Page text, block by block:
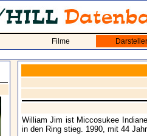
Filme Darsteller
William Jim ist Miccosukee
in den Ring stieg. 1990, mit 44